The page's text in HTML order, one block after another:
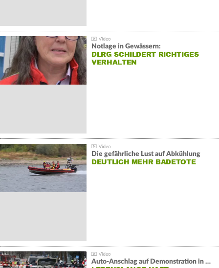
Notlage in Gewässern:
DLRG SCHILDERT RICHTIGES
VERHALTEN
Die gefährliche Lust auf Abkühlung
DEUTLICH MEHR BADETOTE
Auto-Anschlag auf Demonstration in München: